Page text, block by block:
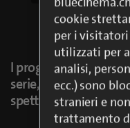
I programmi da
serie, i cartoni
spettacolari e musica
cookie
per i
utilizzati per
analisi,
ecc.) sono
stranieri e
trattamento